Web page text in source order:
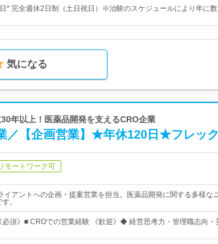
* 完全週休2日制（土日祝日）※治験のスケジュールにより年に
気になる
年以上！医薬品開発を支えるCRO企業
／【企画営業】★年休120日★フレッ
モートワーク可
イアントへの企画・提案営業を担当。医薬品開発に関する多様な
。
必須》■ CROでの営業経験 《歓迎》◆ 経営思考力・管理職志向・